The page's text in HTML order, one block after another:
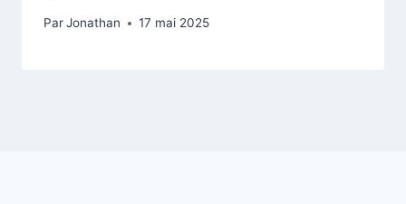
ParJonathan 17 mai 2025